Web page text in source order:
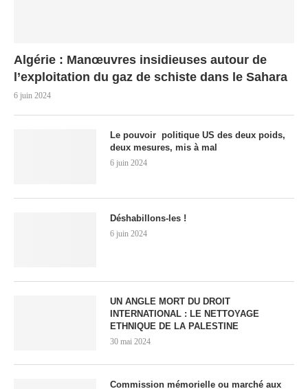
Algérie : Manœuvres insidieuses autour de
l’exploitation du gaz de schiste dans le Sahara
6 juin 2024
Le pouvoir politique US des deux poids,
deux mesures, mis à mal
6 juin 2024
Déshabillons-les !
6 juin 2024
UN ANGLE MORT DU DROIT
INTERNATIONAL : LE NETTOYAGE
ETHNIQUE DE LA PALESTINE
30 mai 2024
Commission mémorielle ou marché aux